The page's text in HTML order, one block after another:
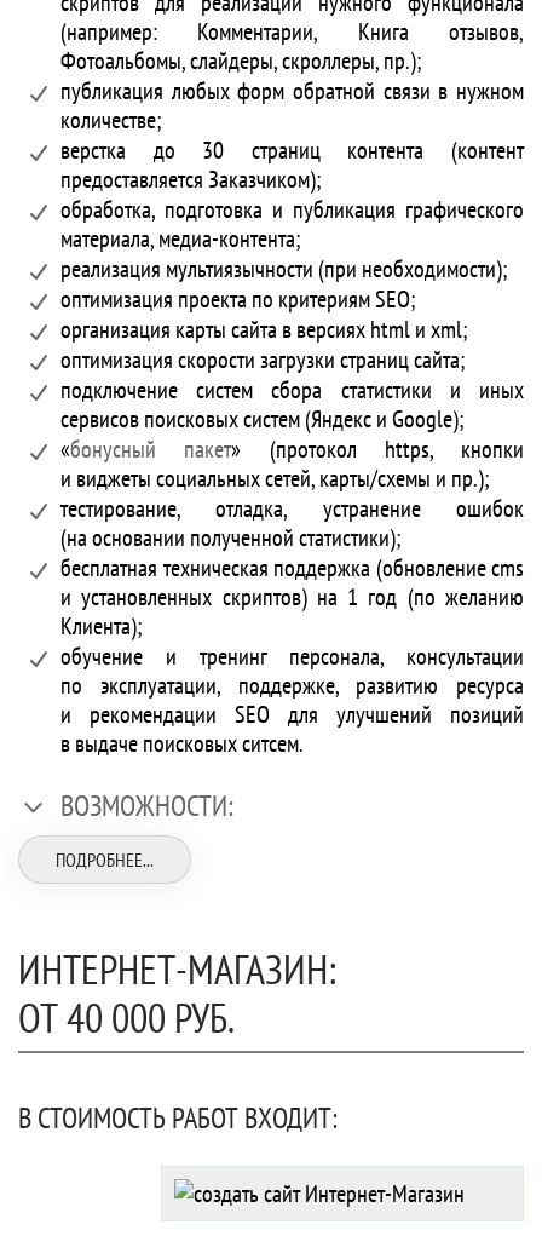
(например: Комментарии, Книга отзывов,
Фотоальбомы, слайдеры, скроллеры, пр.);
публикация любых форм обратной связи в нужном
количестве;
верстка до 30 страниц контента (контент
предоставляется Заказчиком);
обработка, подготовка и публикация графического
материала, медиа-контента;
реализация мультиязычности (при необходимости);
оптимизация проекта по критериям SEO;
организация карты сайта в версиях html и xml;
оптимизация скорости загрузки страниц сайта;
подключение систем сбора статистики и иных
сервисов поисковых систем (Яндекс и Google);
«бонусный пакет» (протокол https, кнопки
и виджеты социальных сетей, карты/схемы и пр.);
тестирование, отладка, устранение ошибок
(на основании полученной статистики);
бесплатная техническая поддержка (обновление cms
и установленных скриптов) на 1 год (по желанию
Клиента);
обучение и тренинг персонала, консультации
по эксплуатации, поддержке, развитию ресурса
и рекомендации SEO для улучшений позиций
в выдаче поисковых ситсем.
ВОЗМОЖНОСТИ:
ПОДРОБНЕЕ...
ИНТЕРНЕТ-МАГАЗИН:
ОТ 40 000 РУБ.
В СТОИМОСТЬ РАБОТ ВХОДИТ: